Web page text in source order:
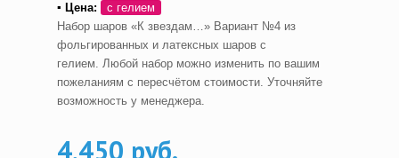
▪ Цена:
с гелием
Набор шаров «К звездам…» Вариант №4 из
фольгированных и латексных шаров с
гелием. Любой набор можно изменить по вашим
пожеланиям с пересчётом стоимости. Уточняйте
возможность у менеджера.
4,450 руб.